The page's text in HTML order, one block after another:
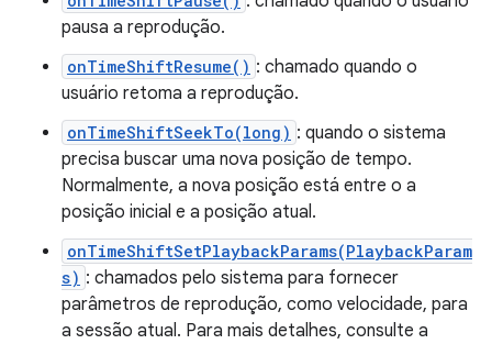
pausa a reprodução.
onTimeShiftResume() : chamado quando o
usuário retoma a reprodução.
onTimeShiftSeekTo(long) : quando o sistema
precisa buscar uma nova posição de tempo.
Normalmente, a nova posição está entre o a
posição inicial e a posição atual.
onTimeShiftSetPlaybackParams(PlaybackParam
s) : chamados pelo sistema para fornecer
parâmetros de reprodução, como velocidade, para
a sessão atual. Para mais detalhes, consulte a